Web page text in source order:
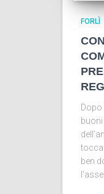
FORLÌ
Dopo
tocca
ben